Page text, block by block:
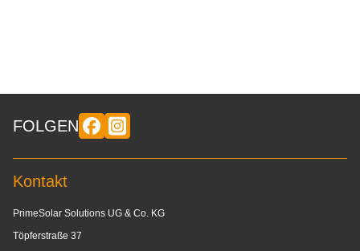
FOLGEN
Kontakt
PrimeSolar Solutions UG & Co. KG
Töpferstraße 37